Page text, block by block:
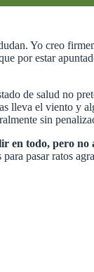
Yo creo
por estar
de salud no
lleva el viento y
sin
en todo, pero no
pasar ratos